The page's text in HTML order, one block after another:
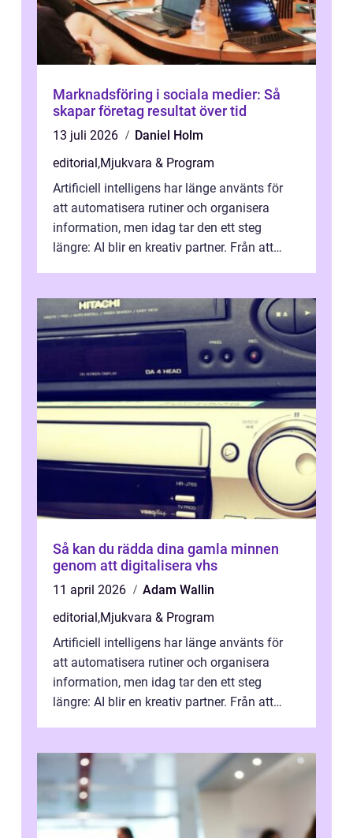
Marknadsföring i sociala medier: Så
skapar företag resultat över tid
13 juli 2026
Daniel Holm
editorial ,Mjukvara & Program
Artificiell intelligens har länge använts för
att automatisera rutiner och organisera
information, men idag tar den ett steg
längre: AI blir en kreativ partner. Från att
Så kan du rädda dina gamla minnen
genom att digitalisera vhs
11 april 2026
Adam Wallin
editorial ,Mjukvara & Program
Artificiell intelligens har länge använts för
att automatisera rutiner och organisera
information, men idag tar den ett steg
längre: AI blir en kreativ partner. Från att